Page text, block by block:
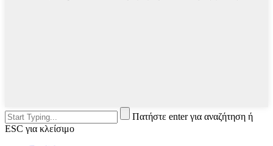
Πατήστε enter για αναζήτηση ή
ESC για κλείσιμο